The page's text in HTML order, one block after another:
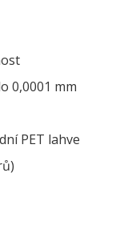
0,0001 mm
PET lahve